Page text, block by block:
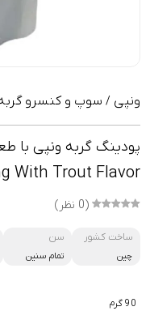
ونپی / سوپ و کنسرو
پودینگ گربه ونپی با
With Trout Flavor
(0 نظر)
ساخت کشور
چین
سن
تمام سنین
90 گرم